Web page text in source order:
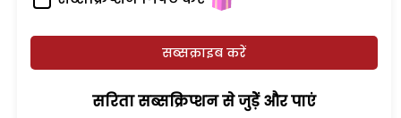
सब्सक्राइब करें
सरिता सब्सक्रिप्शन से जुड़ेें और पाएं